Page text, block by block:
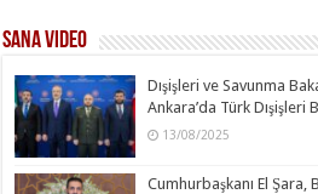
SANA Video
Dışişleri ve Savunma
Ankara’da Türk Dışişleri
13/08/2025
Cumhurbaşkanı El Şara,